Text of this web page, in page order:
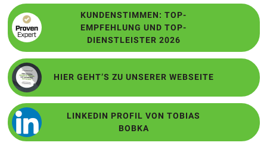
KUNDENSTIMMEN: TOP-
EMPFEHLUNG UND TOP-
DIENSTLEISTER 2026
HIER GEHT’S ZU UNSERER WEBSEITE
LINKEDIN PROFIL VON TOBIAS
BOBKA